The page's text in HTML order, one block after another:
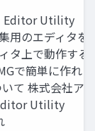
Editor Utility
用のエディタを
タ上で動作する
で簡単に作れる
株式会社アン
Utility